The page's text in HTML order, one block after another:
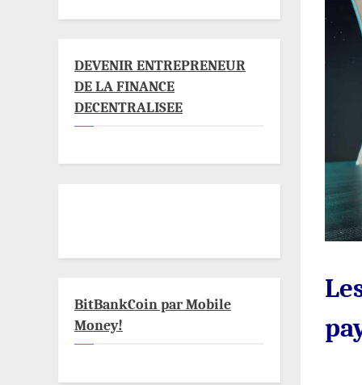
DEVENIR ENTREPRENEUR
DE LA FINANCE
DECENTRALISEE
BitBankCoin par Mobile
Money!